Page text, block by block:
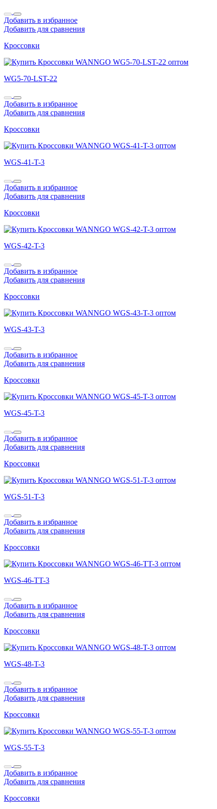
Добавить в избранное
Добавить для сравнения
Кроссовки
WG5-70-LST-22
Добавить в избранное
Добавить для сравнения
Кроссовки
WGS-41-T-3
Добавить в избранное
Добавить для сравнения
Кроссовки
WGS-42-T-3
Добавить в избранное
Добавить для сравнения
Кроссовки
WGS-43-T-3
Добавить в избранное
Добавить для сравнения
Кроссовки
WGS-45-T-3
Добавить в избранное
Добавить для сравнения
Кроссовки
WGS-51-T-3
Добавить в избранное
Добавить для сравнения
Кроссовки
WGS-46-TT-3
Добавить в избранное
Добавить для сравнения
Кроссовки
WGS-48-T-3
Добавить в избранное
Добавить для сравнения
Кроссовки
WGS-55-T-3
Добавить в избранное
Добавить для сравнения
Кроссовки